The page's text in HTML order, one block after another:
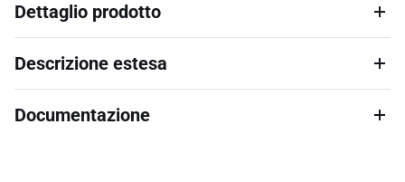
Dettaglio prodotto
Descrizione estesa
Documentazione